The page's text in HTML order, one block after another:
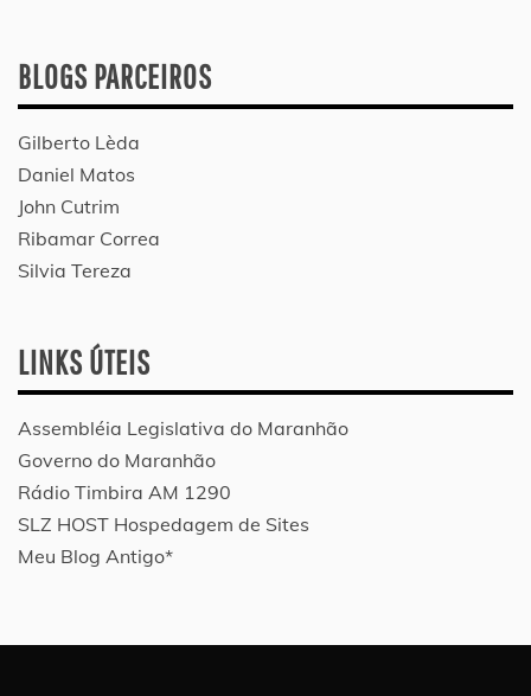
BLOGS PARCEIROS
Gilberto Lèda
Daniel Matos
John Cutrim
Ribamar Correa
Silvia Tereza
LINKS ÚTEIS
Assembléia Legislativa do Maranhão
Governo do Maranhão
Rádio Timbira AM 1290
SLZ HOST Hospedagem de Sites
Meu Blog Antigo*